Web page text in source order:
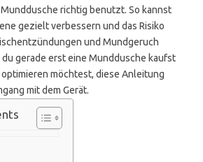
richtig benutzt. So kannst
gezielt verbessern und das Risiko
und Mundgeruch
du gerade erst eine Munddusche kaufst
möchtest, diese Anleitung
mit dem Gerät.